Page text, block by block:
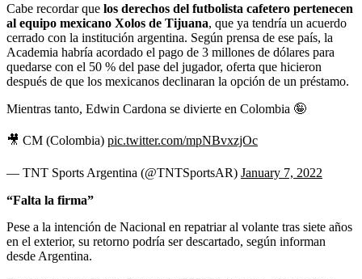
Cabe recordar que los derechos del futbolista cafetero pertenecen
al equipo mexicano Xolos de Tijuana, que ya tendría un acuerdo
cerrado con la institución argentina. Según prensa de ese país, la
Academia habría acordado el pago de 3 millones de dólares para
quedarse con el 50 % del pase del jugador, oferta que hicieron
después de que los mexicanos declinaran la opción de un préstamo.
Mientras tanto, Edwin Cardona se divierte en Colombia 🤪
🎥 CM (Colombia) pic.twitter.com/mpNBvxzjOc
— TNT Sports Argentina (@TNTSportsAR) January 7, 2022
“Falta la firma”
Pese a la intención de Nacional en repatriar al volante tras siete años
en el exterior, su retorno podría ser descartado, según informan
desde Argentina.